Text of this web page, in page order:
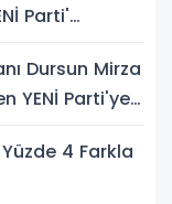
Parti'
Dursun Mirza
YENİ Parti'ye
4 Farkla